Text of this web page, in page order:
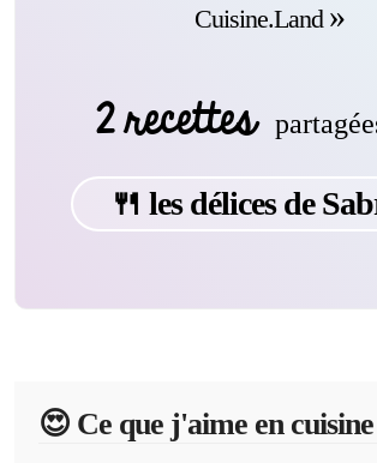
Cuisine.Land
2 recettes
🍴 les délices de
😍️ Ce que j'aime en